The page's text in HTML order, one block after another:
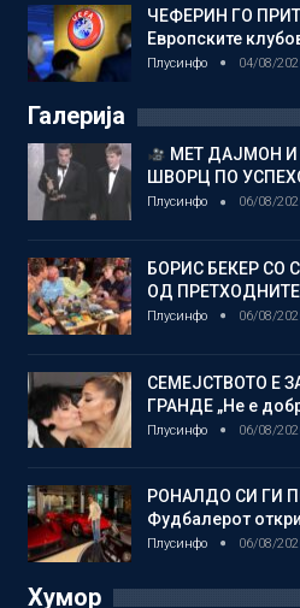
ЧЕФЕРИН ГО
Европските
Плусинфо 04/08/
Галерија
МЕТ ДАЈМОН И
ШВОРЦ ПО
Плусинфо 06/08/
БОРИС БЕКЕР СО
ОД
Плусинфо 06/08/
СЕМЕЈСТВОТО Е
ГРАНДЕ „Не е
Плусинфо 06/08/
РОНАЛДО СИ ГИ
Фудбалерот
Плусинфо 06/08/
Хумор